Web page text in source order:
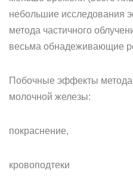
небольшие исследования
метода частичного
весьма обнадеживающие
Побочные эффекты метода
молочной железы:
покраснение,
кровоподтеки